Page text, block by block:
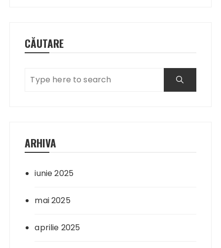
CĂUTARE
ARHIVA
iunie 2025
mai 2025
aprilie 2025